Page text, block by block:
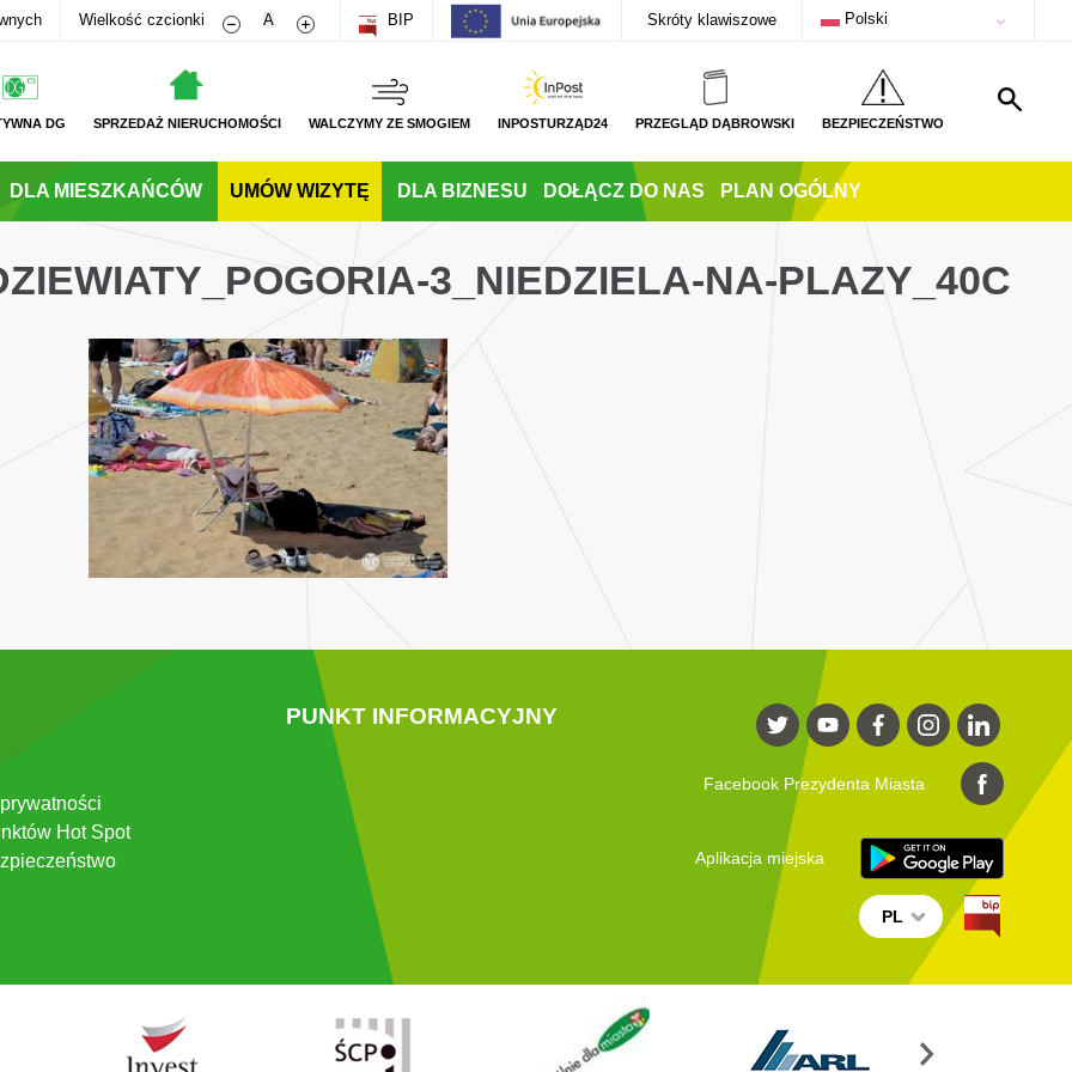
Wielkość czcionki Zmniejsz rozmiar czcionki
A Zwiększ rozmiar czcionki
BIP Skróty klawiszowe Polski
DG SPRZEDAŻ NIERUCHOMOŚCI WALCZYMY ZE SMOGIEM INPOSTURZĄD24 PRZEGLĄD DĄBROWSKI BEZPIECZEŃSTWO
DLA MIESZKAŃCÓW UMÓW WIZYTĘ DLA BIZNESU DOŁĄCZ DO NAS PLAN OGÓLNY
3_NIEDZIELA-NA-PLAZY_40C
Hot Spot
PUNKT INFORMACYJNY
Facebook Prezydenta Miasta
Aplikacja miejska
PL